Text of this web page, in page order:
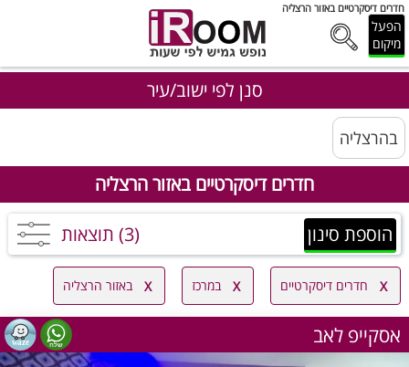
חדרים דיסקרטיים באזור הרצליה
הפעל
מיקום
סנן לפי ישוב/עיר
בהרצליה
חדרים דיסקרטיים באזור הרצליה
הוספת סינון (3) תוצאות
חדרים דיסקרטיים במרכז באזור הרצליה
אסקייפ לאב